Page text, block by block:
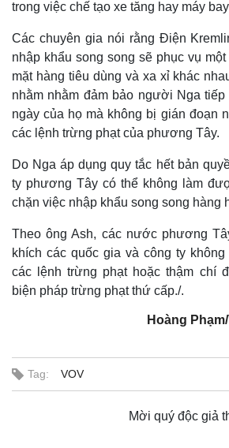
trong việc chế tạo xe tăng hay máy
Các chuyên gia nói rằng Điện
nhập khẩu song song sẽ phục vụ
mặt hàng tiêu dùng và xa xỉ khác
nhằm nhằm đảm bảo người Nga tiếp
ngày của họ mà không bị gián đoạn
các lệnh trừng phạt của phương Tây.
Do Nga áp dụng quy tắc hết bản
ty phương Tây có thể không làm
chặn việc nhập khẩu song song hàng
Theo ông Ash, các nước phương
khích các quốc gia và công ty
các lệnh trừng phạt hoặc thậm chí
biện pháp trừng phạt thứ cấp./.
Hoàng
Tag: VOV
Mời quý độc giả